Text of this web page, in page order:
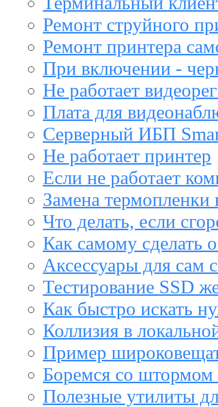
Ремонт струйного
Ремонт принтера
При включении -
Не работает
Плата для
Серверный ИБП
Не работает принтер
Если не работает
Замена термопленки
Что делать, если
Как самому сделать
Аксессуары для сам
Тестирование SSD
Как быстро искать
Коллизия в
Пример
Боремся со штормом
Полезные утилиты